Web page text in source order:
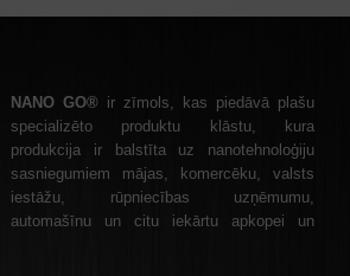
NANO GO® ir zīmols, kas piedāvā plašu
specializēto produktu klāstu, kura
produkcija ir balstīta uz nanotehnoloģiju
sasniegumiem mājas, komercēku, valsts
iestāžu, rūpniecības uzņēmumu,
automašīnu un citu iekārtu apkopei un